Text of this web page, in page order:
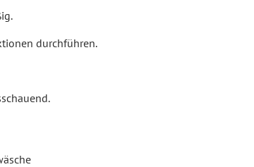
durchführen.